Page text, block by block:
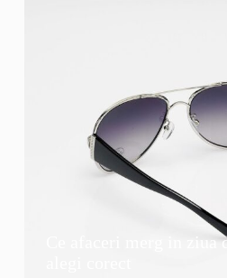
Ce afaceri merg in ziua